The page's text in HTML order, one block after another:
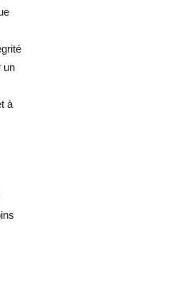
un
à